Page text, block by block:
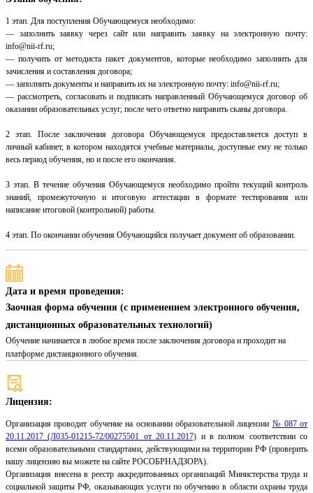
1 этап. Для поступления Обучающемуся необходимо:
— заполнить заявку через сайт или направить заявку на электронную почту:
info@nii-rf.ru;
— получить от методиста пакет документов, которые необходимо заполнить для
зачисления и составления договора;
— заполнить документы и направить их на электронную почту: info@nii-rf.ru;
— рассмотреть, согласовать и подписать направленный Обучающемуся договор об
оказании образовательных услуг, после чего ответно направить сканы договора.
2 этап. После заключения договора Обучающемуся предоставляется доступ в
личный кабинет, в котором находятся учебные материалы, доступные ему не только
весь период обучения, но и после его окончания.
3 этап. В течение обучения Обучающемуся необходимо пройти текущий контроль
знаний, промежуточную и итоговую аттестации в формате тестирования или
написание итоговой (контрольной) работы.
4 этап. По окончании обучения Обучающийся получает документ об образовании.
Дата и время проведения:
Заочная форма обучения (с применением электронного обучения,
дистанционных образовательных технологий)
Обучение начинается в любое время после заключения договора и проходит на
платформе дистанционного обучения.
Лицензия:
Организация проводит обучение на основании образовательной лицензии № 087 от
20.11.2017 (Л035-01215-72/00275501 от 20.11.2017) и в полном соответствии со
всеми образовательными стандартами, действующими на территории РФ (проверить
нашу лицензию вы можете на сайте РОСОБРНАДЗОРА).
Организация внесена в реестр аккредитованных организаций Министерства труда и
социальной защиты РФ, оказывающих услуги по обучению в области охраны труда